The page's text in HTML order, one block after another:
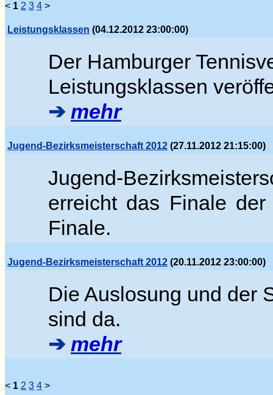
< 1 2 3 4 >
Leistungsklassen (04.12.2012 23:00:00)
Der Hamburger
Leistungsklassen
➔ mehr
Jugend-Bezirksmeisterschaft 2012 (27.11.2012 21:15:00)
Jugend-
erreicht das Finale
Finale.
Jugend-Bezirksmeisterschaft 2012 (20.11.2012 23:00:00)
Die Auslosung und der
sind da.
➔ mehr
< 1 2 3 4 >